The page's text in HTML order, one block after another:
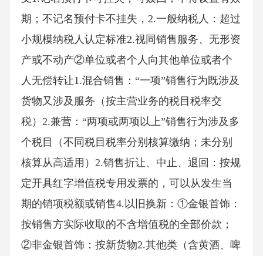
期；不记名预付卡不挂失，2.一般纳税人：超过
小规模纳税人认定标准2.视同销售服务、无形资
产或不动产②单位或者个人向其他单位或者个
人无偿转让1.混合销售：“一项”销售行为既涉及
货物又涉及服务（按主营业务的税目税率交
税）2.兼营：“两项或两项以上”销售行为涉及多
个税目（不同税目税率分别核算缴纳；未分别
核算从高适用）2.销售折让、中止、退回：按规
定开具红字增值税专用发票的，可以从发生当
期的销项税额或销售4.以旧换新：①金银首饰：
按销售方实际收取的不含增值税的全部价款；
②非金银首饰：按新货物2.其他类（含黄酒、啤